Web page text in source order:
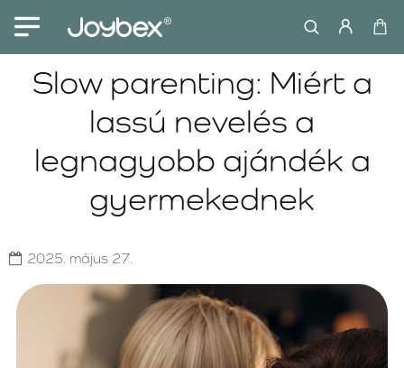
Slow parenting: Miért a
lassú nevelés a
legnagyobb ajándék a
gyermekednek
2025. május 27.